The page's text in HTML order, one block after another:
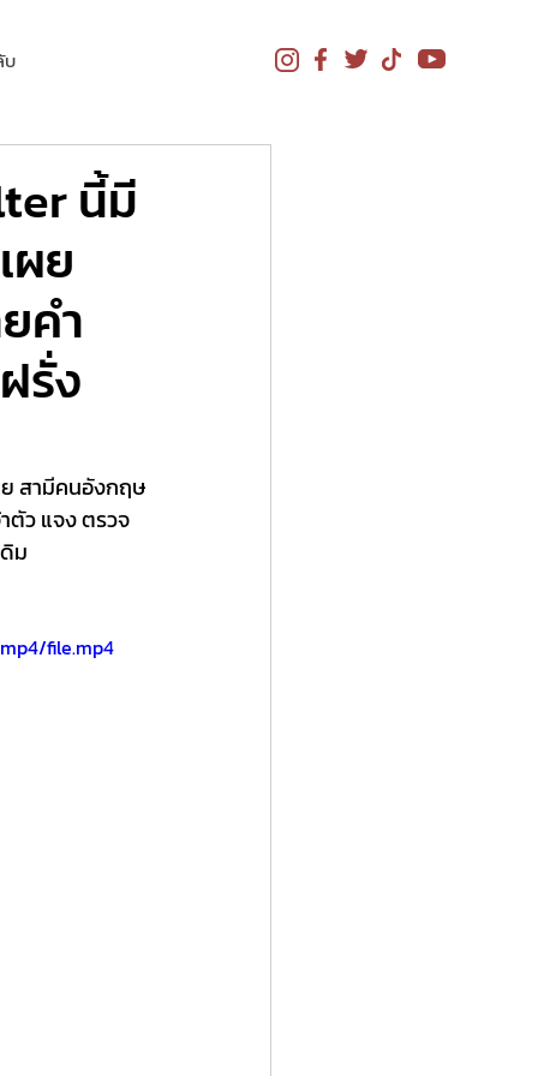
บ
นี้มี
ผย
คำ
รั่ง
สามีคนอังกฤษ
ตัว แจง ตรวจ
ม
file.mp4